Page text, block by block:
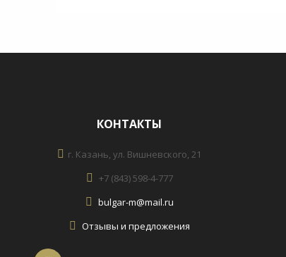
КОНТАКТЫ
г. Казань, ул. Вишневского, 21
+7 (843) 598-4-777
bulgar-m@mail.ru
Отзывы и предложения